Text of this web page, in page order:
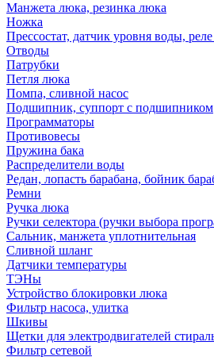
Манжета люка, резинка люка
Ножка
Прессостат, датчик уровня воды,
Отводы
Патрубки
Петля люка
Помпа, сливной насос
Подшипник, суппорт с подшипником
Программаторы
Противовесы
Пружина бака
Распределители воды
Редан, лопасть барабана, бойник
Ремни
Ручка люка
Ручки селектора (ручки выбора
Сальник, манжета уплотнительная
Сливной шланг
Датчики температуры
ТЭНы
Устройство блокировки люка
Фильтр насоса, улитка
Шкивы
Щетки для электродвигателей
Фильтр сетевой